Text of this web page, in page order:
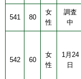
541 80
女
性
調査
中
542 60
女
性
1月24
日